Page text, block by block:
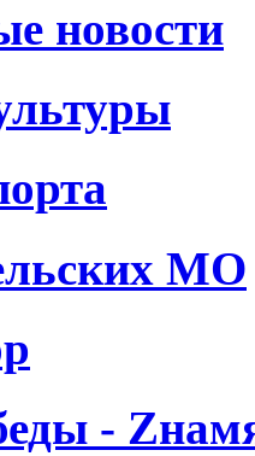
новости
МО
-